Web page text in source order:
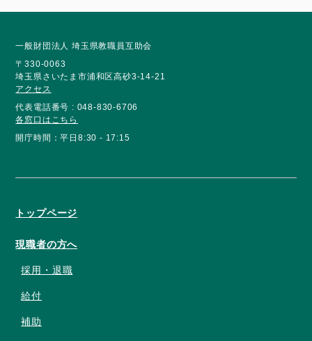
一般財団法人 埼玉県教職員互助会
〒330-0063
埼玉県さいたま市浦和区高砂3-14-21
アクセス
代表電話番号 : 048-830-6706
各窓口はこちら
開庁時間：平日8:30 - 17:15
トップページ
現職者の方へ
採用・退職
給付
補助